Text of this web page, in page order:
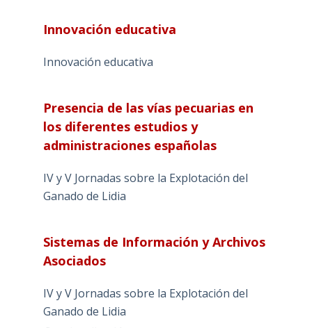
Innovación educativa
Innovación educativa
Presencia de las vías pecuarias en
los diferentes estudios y
administraciones españolas
IV y V Jornadas sobre la Explotación del
Ganado de Lidia
Sistemas de Información y Archivos
Asociados
IV y V Jornadas sobre la Explotación del
Ganado de Lidia